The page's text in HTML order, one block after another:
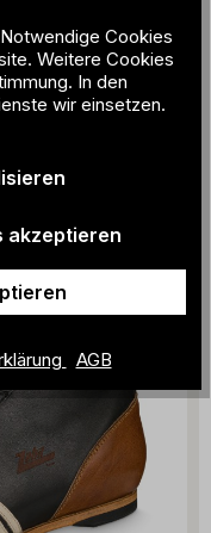
Cookies
Weitere Cookies
In den
wir einsetzen.
akzeptieren
AGB